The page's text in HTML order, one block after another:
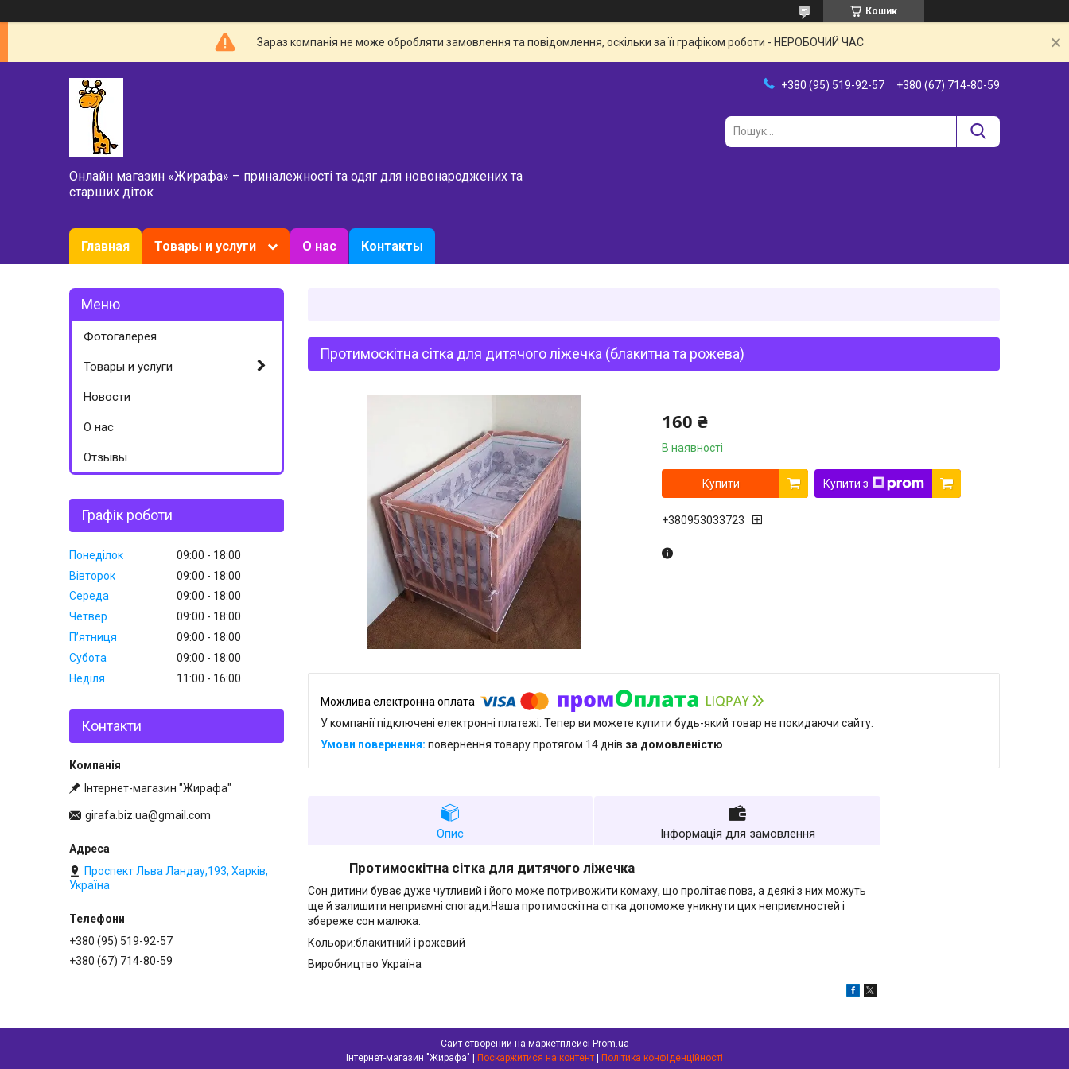
Кошик
Зараз компанія не може обробляти замовлення та повідомлення, оскільки за її графіком роботи - НЕРОБОЧИЙ ЧАС
Онлайн магазин «Жирафа» – приналежності та одяг для новонароджених та
старших діток
+380 (95) 519-92-57 +380 (67) 714-80-59
Главная Товары и услуги О нас Контакты
Протимоскітна сітка для дитячого ліжечка (блакитна та рожева)
160 ₴
В наявності
Купити Купити з
+380953033723
У компанії підключені електронні платежі. Тепер ви можете купити будь-який товар не покидаючи сайту.
повернення товару протягом 14 днів за домовленістю
Опис Інформація для замовлення
Протимоскітна сітка для дитячого ліжечка
Сон дитини буває дуже чутливий і його може потривожити комаху, що пролітає повз, а деякі з них можуть
ще й залишити неприємні спогади.Наша протимоскітна сітка допоможе уникнути цих неприємностей і
збереже сон малюка.
Кольори:блакитний і рожевий
Виробництво Україна
Фотогалерея
Товары и услуги
Новости
О нас
Отзывы
Графік роботи
Понеділок 09:00
18:00
Вівторок
09:00
18:00
Середа
09:00
18:00
Четвер
09:00
18:00
Пʼятниця
09:00
18:00
Субота
09:00
18:00
Неділя
11:00 16:00
Контакти
Інтернет-магазин "Жирафа"
girafa.biz.ua@gmail.com
Проспект Льва Ландау,193, Харків,
Україна
+380 (95) 519-92-57
+380 (67) 714-80-59
Сайт створений на маркетплейсі Prom.ua
Поскаржитися на контент Політика конфіденційності